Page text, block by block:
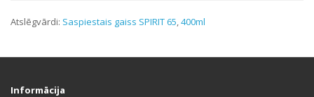
Atslēgvārdi: Saspiestais gaiss SPIRIT 65,400ml
Informācija